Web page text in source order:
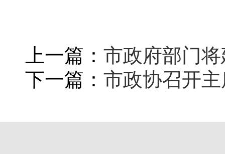
上一篇： 市政府部门
下一篇： 市政协召开